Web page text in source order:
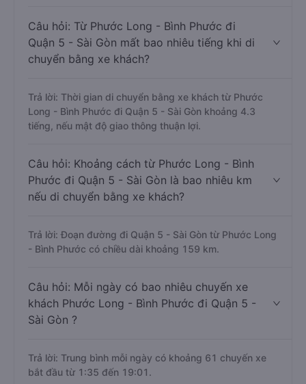
Câu hỏi: Từ Phước Long - Bình Phước đi
Quận 5 - Sài Gòn mất bao nhiêu tiếng khi di
chuyển bằng xe khách?
Trả lời: Thời gian di chuyển bằng xe khách từ Phước
Long - Bình Phước đi Quận 5 - Sài Gòn khoảng 4.3
tiếng, nếu mật độ giao thông thuận lợi.
Câu hỏi: Khoảng cách từ Phước Long - Bình
Phước đi Quận 5 - Sài Gòn là bao nhiêu km
nếu di chuyển bằng xe khách?
Trả lời: Đoạn đường đi Quận 5 - Sài Gòn từ Phước Long
- Bình Phước có chiều dài khoảng 159 km.
Câu hỏi: Mỗi ngày có bao nhiêu chuyến xe
khách Phước Long - Bình Phước đi Quận 5 -
Sài Gòn ?
Trả lời: Trung bình mỗi ngày có khoảng 61 chuyến xe
bắt đầu từ 1:35 đến 19:01.